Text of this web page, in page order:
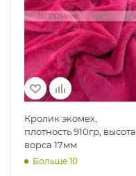
Кролик экомех,
плотность 910гр, высота
ворса 17мм
Больше 10